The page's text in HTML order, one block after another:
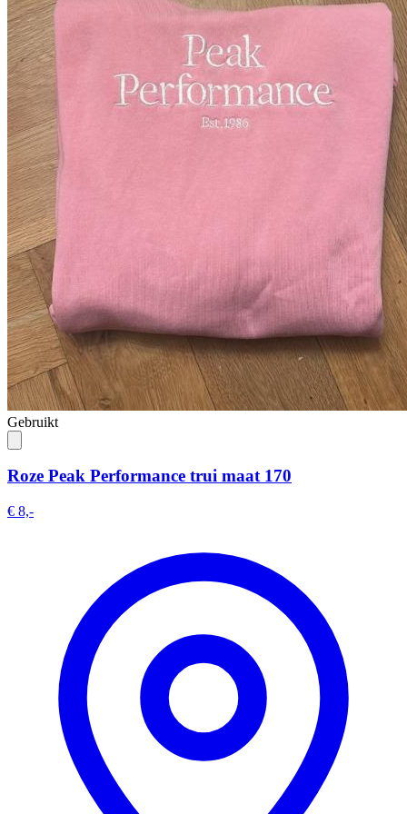
Gebruikt
Roze Peak Performance trui maat 170
€ 8,-